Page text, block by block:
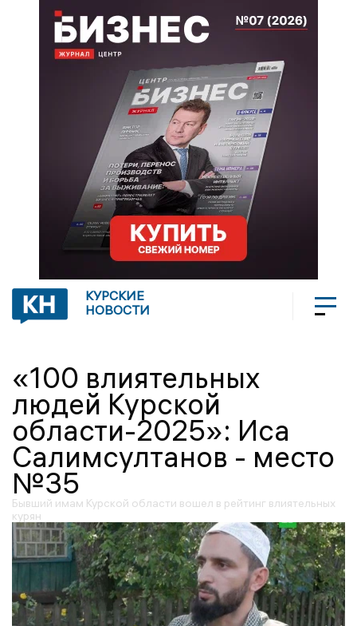
КУРСКИЕ
НОВОСТИ
«100 влиятельных
людей Курской
области-2025»: Иса
Салимсултанов - место
№35
Бывший имам Курской области вошел в рейтинг влиятельных
курян